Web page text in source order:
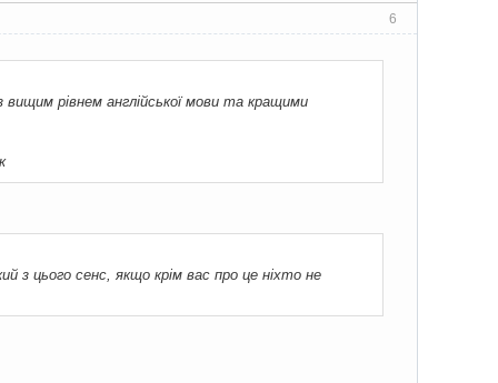
6
рівнем англійської мови та кращими
з цього сенс, якщо крім вас про це ніхто не